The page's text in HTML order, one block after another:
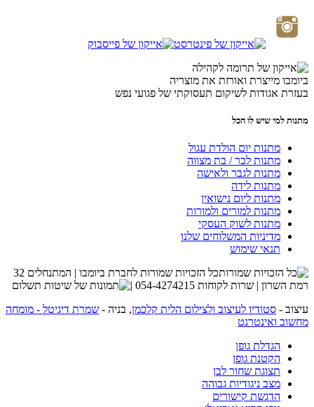
ביומבו מייצרת ואורזת את מוצריה
בעזרת אגודות לשיקום תעסוקתי של פגועי נפש
מתנות למי שיש לו הכל
מתנות יום הולדת עגול
מתנות לבר / בת מצווה
מתנות לגבר ולאישה
מתנות לידה
מתנות ליום נישואין
מתנות למורים ולמורות
מתנות לשוק העסקי
מדיניות המשלוחים שלנו
תנאי שימוש
כל הזכויות שמורות לחברת ביומבו | המתנחלים 32
רמת השרון | שרות לקוחות 054-4274215 |
עיצוב - סטודיו לעיצוב ולצילום הלית קלכמן, בניה - שמרת דיגיטל - מומחה
מחשוב ואינטרנט
הגדלת גופן
הקטנת גופן
תצוגת שחור לבן
מצב ניגודיות גבוהה
הדגשת קישורים